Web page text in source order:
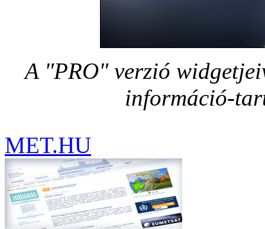
A "PRO" verzió
információ-
MET.HU